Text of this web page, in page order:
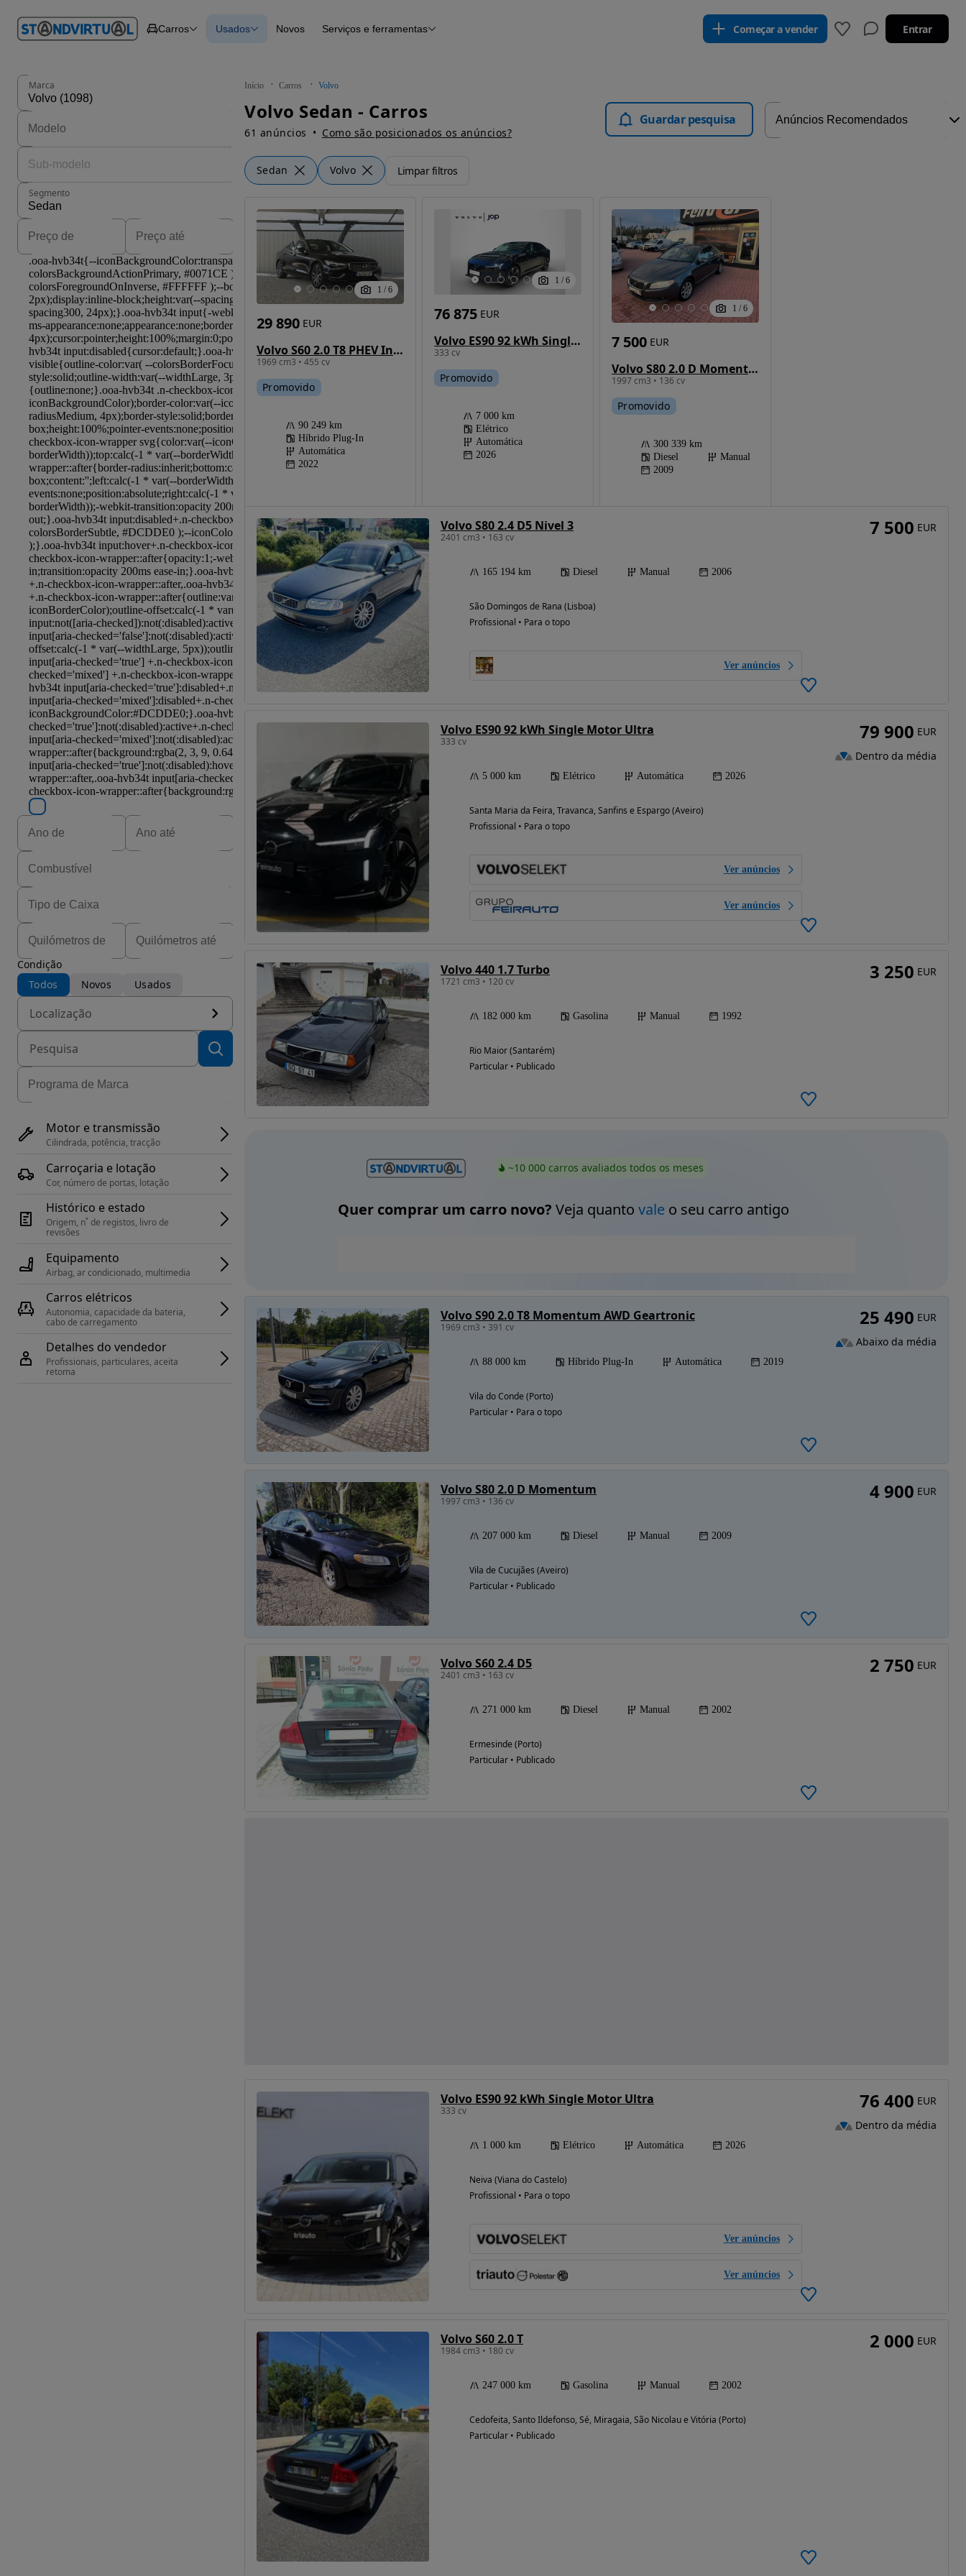
em
Carros Carros
Carros
Novos
Usados Novos Serviços e ferramentas Começar a vender Entrar
Início Carros Volvo
Volvo Sedan - Carros
61 anúncios Como são posicionados os anúncios?
Guardar pesquisa
Sedan Volvo Limpar filtros
Marca
Segmento
financiamento
Condição
Todos
Novos Usados
Localização
Motor e transmissão
Cilindrada, potência, tracção
Carroçaria e lotação
Cor, número de portas, lotação
Histórico e estado
Origem, n˚ de registos, livro de
revisões
Equipamento
Airbag, ar condicionado, multimedia
Carros elétricos
Autonomia, capacidade da bateria,
cabo de carregamento
Detalhes do vendedor
Profissionais, particulares, aceita
retoma
1 / 6
Volvo S60 2.0 T8 PHEV Inscription AWD
1969 cm3 • 455 cv
29 890 EUR
Promovido
90 249 km
Híbrido Plug-In
Automática
2022
1 / 6
Volvo ES90 92 kWh Single Motor Ultra
333 cv
76 875 EUR
Promovido
7 000 km
Elétrico
Automática
2026
1 / 6
Volvo S80 2.0 D Momentum
1997 cm3 • 136 cv
7 500 EUR
Promovido
300 339 km
Diesel
Manual
2009
Volvo S80 2.4 D5 Nivel 3
2401 cm3 • 163 cv
165 194 km Diesel Manual 2006
São Domingos de Rana (Lisboa)
Profissional • Para o topo
Ver anúncios
7 500 EUR
Volvo ES90 92 kWh Single Motor Ultra
333 cv
5 000 km Elétrico Automática 2026
Santa Maria da Feira, Travanca, Sanfins e Espargo (Aveiro)
Profissional • Para o topo
Ver anúncios
Ver anúncios
79 900 EUR
Dentro da média
Volvo 440 1.7 Turbo
1721 cm3 • 120 cv
182 000 km Gasolina Manual 1992
Rio Maior (Santarém)
Particular • Publicado
3 250 EUR
~10 000 carros avaliados todos os meses
Quer comprar um carro novo? Veja quanto valeo seu carro antigo
Volvo S90 2.0 T8 Momentum AWD Geartronic
1969 cm3 • 391 cv
88 000 km Híbrido Plug-In Automática 2019
Vila do Conde (Porto)
Particular • Para o topo
25 490 EUR
Abaixo da média
Volvo S80 2.0 D Momentum
1997 cm3 • 136 cv
207 000 km Diesel Manual 2009
Vila de Cucujães (Aveiro)
Particular • Publicado
4 900 EUR
Volvo S60 2.4 D5
2401 cm3 • 163 cv
271 000 km Diesel Manual 2002
Ermesinde (Porto)
Particular • Publicado
2 750 EUR
Volvo ES90 92 kWh Single Motor Ultra
333 cv
1 000 km Elétrico Automática 2026
Neiva (Viana do Castelo)
Profissional • Para o topo
Ver anúncios
Ver anúncios
76 400 EUR
Dentro da média
Volvo S60 2.0 T
1984 cm3 • 180 cv
247 000 km Gasolina Manual 2002
Cedofeita, Santo Ildefonso, Sé, Miragaia, São Nicolau e Vitória (Porto)
Particular • Publicado
2 000 EUR